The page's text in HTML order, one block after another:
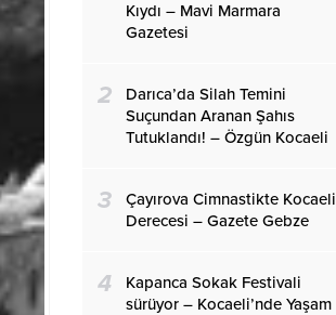
Kıydı – Mavi Marmara
Gazetesi
2
Darıca’da Silah Temini
Suçundan Aranan Şahıs
Tutuklandı! – Özgün Kocaeli
3
Çayırova Cimnastikte Kocaeli
Derecesi – Gazete Gebze
4
Kapanca Sokak Festivali
sürüyor – Kocaeli’nde Yaşam